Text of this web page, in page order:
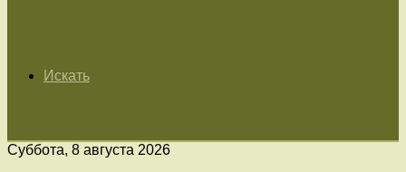
Искать
Суббота, 8 августа 2026